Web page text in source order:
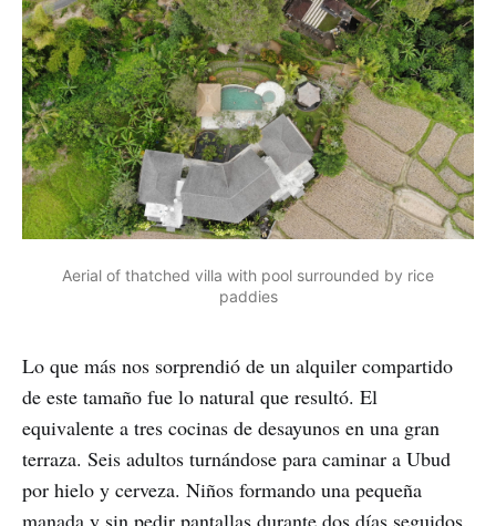
Aerial of thatched villa with pool surrounded by rice
paddies
Lo que más nos sorprendió de un alquiler compartido
de este tamaño fue lo natural que resultó. El
equivalente a tres cocinas de desayunos en una gran
terraza. Seis adultos turnándose para caminar a Ubud
por hielo y cerveza. Niños formando una pequeña
manada y sin pedir pantallas durante dos días seguidos.